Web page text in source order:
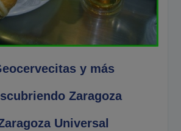
y más
Zaragoza
Universal